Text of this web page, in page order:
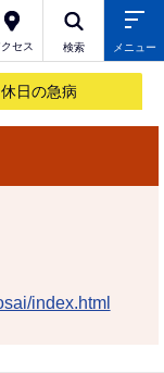
セス 検索 メニュー
日の急病
index.html